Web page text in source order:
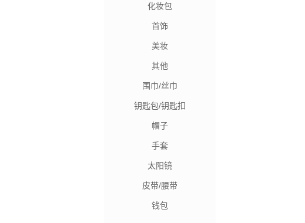
化妆包
首饰
美妆
其他
围巾/丝巾
钥匙包/钥匙扣
帽子
手套
太阳镜
皮带/腰带
钱包